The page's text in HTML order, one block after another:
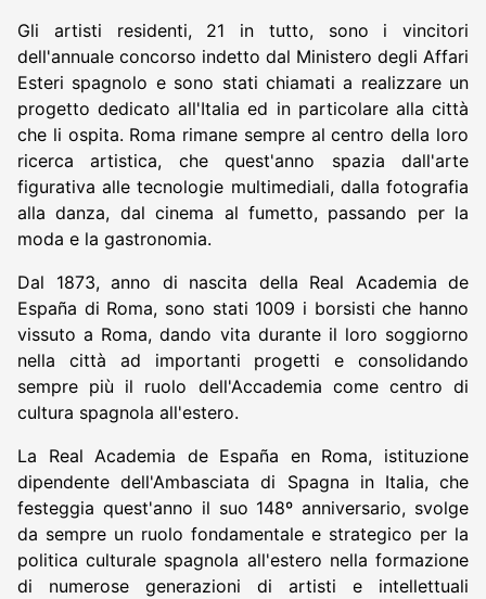
Gli artisti residenti, 21 in tutto, sono i vincitori
dell'annuale concorso indetto dal Ministero degli Affari
Esteri spagnolo e sono stati chiamati a realizzare un
progetto dedicato all'Italia ed in particolare alla città
che li ospita. Roma rimane sempre al centro della loro
ricerca artistica, che quest'anno spazia dall'arte
figurativa alle tecnologie multimediali, dalla fotografia
alla danza, dal cinema al fumetto, passando per la
moda e la gastronomia.
Dal 1873, anno di nascita della Real Academia de
España di Roma, sono stati 1009 i borsisti che hanno
vissuto a Roma, dando vita durante il loro soggiorno
nella città ad importanti progetti e consolidando
sempre più il ruolo dell'Accademia come centro di
cultura spagnola all'estero.
La Real Academia de España en Roma, istituzione
dipendente dell'Ambasciata di Spagna in Italia, che
festeggia quest'anno il suo 148º anniversario, svolge
da sempre un ruolo fondamentale e strategico per la
politica culturale spagnola all'estero nella formazione
di numerose generazioni di artisti e intellettuali